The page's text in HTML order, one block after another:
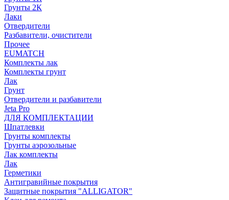
Грунты 2К
Лаки
Отвердители
Разбавители, очистители
Прочее
EUMATCH
Комплекты лак
Комплекты грунт
Лак
Грунт
Отвердители и разбавители
Jeta Pro
ДЛЯ КОМПЛЕКТАЦИИ
Шпатлевки
Грунты комплекты
Грунты аэрозольные
Лак комплекты
Лак
Герметики
Антигравийные покрытия
Защитные покрытия "ALLIGATOR"